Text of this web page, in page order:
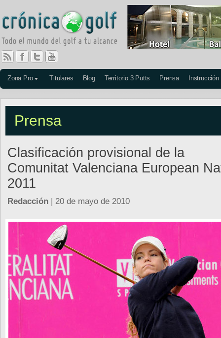
Zona Pro Titulares Blog Territorio 3 Putts Prensa Instrucción
Prensa
Clasificación provisional de la
Comunitat Valenciana European
2011
Redacción | 20 de mayo de 2010